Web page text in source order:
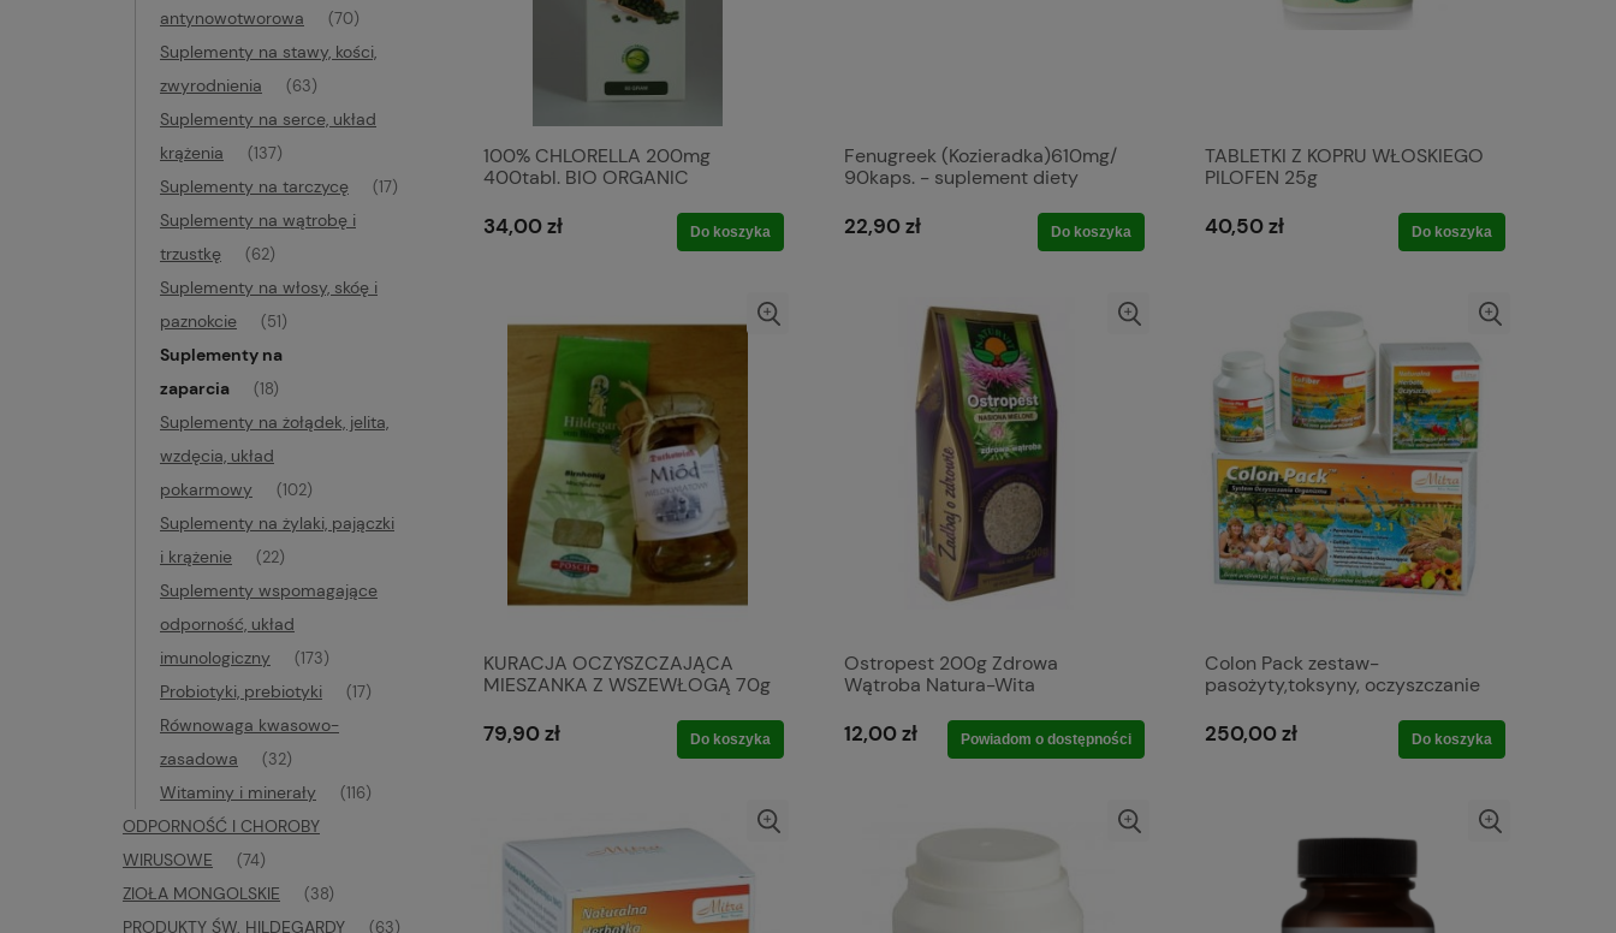
antynowotworowa
(70)
Suplementy na stawy, kości,
zwyrodnienia
(63)
Suplementy na serce, układ
krążenia
(137)
Suplementy na tarczycę (17)
Suplementy na wątrobę i
trzustkę
(62)
Suplementy na włosy, skóę i
paznokcie
(51)
Suplementy na
zaparcia
(18)
Suplementy na żołądek, jelita,
wzdęcia, układ
pokarmowy
(102)
Suplementy na żylaki, pajączki
i krążenie
(22)
Suplementy wspomagające
odporność, układ
imunologiczny
(173)
Probiotyki, prebiotyki (17)
Równowaga kwasowo-
zasadowa
(32)
Witaminy i minerały (116)
ODPORNOŚĆ I CHOROBY
WIRUSOWE
(74)
ZIOŁA MONGOLSKIE (38)
PRODUKTY ŚW. HILDEGARDY (63)
100% CHLORELLA 200mg
400tabl. BIO ORGANIC
34,00 zł Do koszyka
Fenugreek (Kozieradka)610mg/
90kaps. - suplement diety
22,90 zł Do koszyka
TABLETKI Z KOPRU WŁOSKIEGO
PILOFEN 25g
40,50 zł Do koszyka
KURACJA OCZYSZCZAJĄCA
MIESZANKA Z WSZEWŁOGĄ 70g
79,90 zł Do koszyka
Ostropest 200g Zdrowa
Wątroba Natura-Wita
12,00 zł Powiadom o dostępności
Colon Pack zestaw-
pasożyty,toksyny, oczyszczanie
250,00 zł Do koszyka